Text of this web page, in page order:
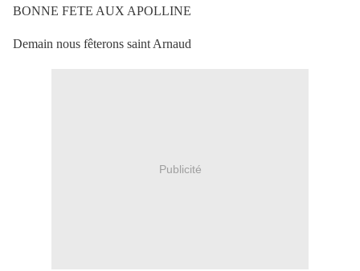
BONNE FETE AUX APOLLINE
Demain nous fêterons saint Arnaud
Publicité